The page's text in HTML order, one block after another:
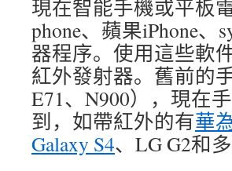
現在智能手機或平板
phone、蘋果iPhone
器程序。使用這些軟
紅外發射器。舊前的
E71、N900），現在
到，如帶紅外的有華
Galaxy S4、LG G2和